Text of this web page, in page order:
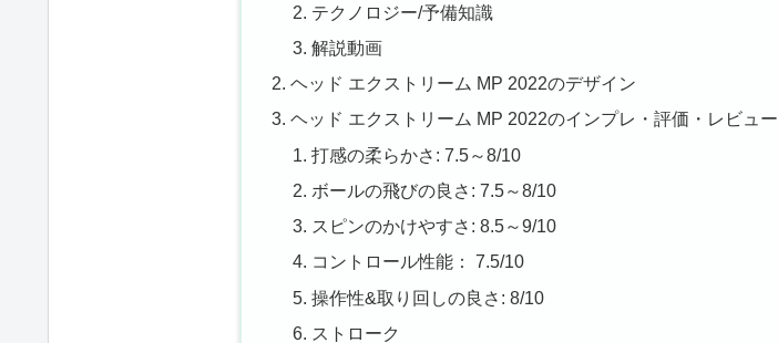
テクノロジー/予備知識
解説動画
ヘッド エクストリーム MP 2022のデザイン
ヘッド エクストリーム MP 2022のインプレ・評価・レビュー
打感の柔らかさ: 7.5～8/10
ボールの飛びの良さ: 7.5～8/10
スピンのかけやすさ: 8.5～9/10
コントロール性能： 7.5/10
操作性&取り回しの良さ: 8/10
ストローク